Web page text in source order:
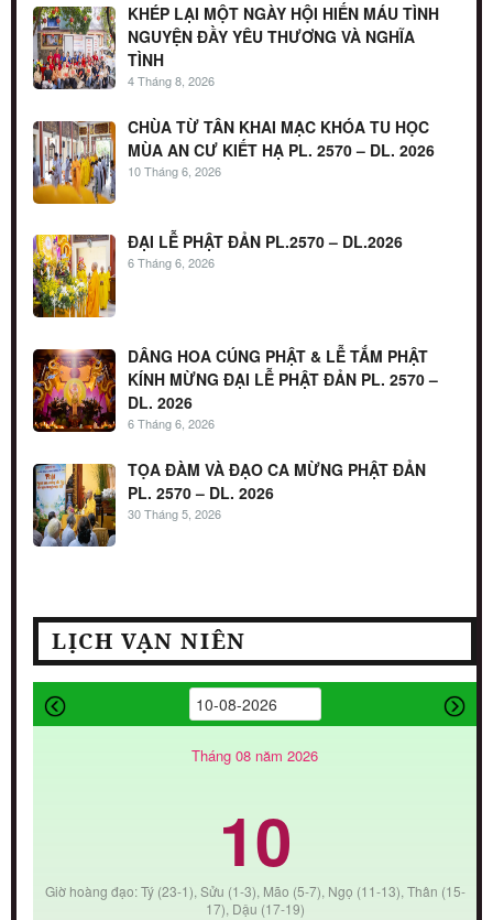
KHÉP LẠI MỘT NGÀY HỘI HIẾN MÁU TÌNH
NGUYỆN ĐẦY YÊU THƯƠNG VÀ NGHĨA
TÌNH
4 Tháng 8, 2026
CHÙA TỪ TÂN KHAI MẠC KHÓA TU HỌC
MÙA AN CƯ KIẾT HẠ PL. 2570 – DL. 2026
10 Tháng 6, 2026
ĐẠI LỄ PHẬT ĐẢN PL.2570 – DL.2026
6 Tháng 6, 2026
DÂNG HOA CÚNG PHẬT & LỄ TẮM PHẬT
KÍNH MỪNG ĐẠI LỄ PHẬT ĐẢN PL. 2570 –
DL. 2026
6 Tháng 6, 2026
TỌA ĐÀM VÀ ĐẠO CA MỪNG PHẬT ĐẢN
PL. 2570 – DL. 2026
30 Tháng 5, 2026
LỊCH VẠN NIÊN
Tháng 08 năm 2026
10
Giờ hoàng đạo: Tý (23-1), Sửu (1-3), Mão (5-7), Ngọ (11-13), Thân (15-
17), Dậu (17-19)